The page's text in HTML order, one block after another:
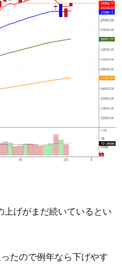
上げがまだ続いているとい
たので例年なら下げやす